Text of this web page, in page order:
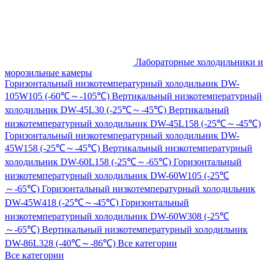
Лабораторные холодильники и
морозильные камеры
Горизонтальный низкотемпературный холодильник DW-
105W105 (-60℃～-105℃) Вертикальный низкотемпературный
холодильник DW-45L30 (-25℃～-45℃) Вертикальный
низкотемпературный холодильник DW-45L158 (-25℃～-45℃)
Горизонтальный низкотемпературный холодильник DW-
45W158 (-25℃～-45℃) Вертикальный низкотемпературный
холодильник DW-60L158 (-25℃～-65℃) Горизонтальный
низкотемпературный холодильник DW-60W105 (-25℃
～-65℃) Горизонтальный низкотемпературный холодильник
DW-45W418 (-25℃～-45℃) Горизонтальный
низкотемпературный холодильник DW-60W308 (-25℃
～-65℃) Вертикальный низкотемпературный холодильник
DW-86L328 (-40℃～-86℃) Все категории
Все категории